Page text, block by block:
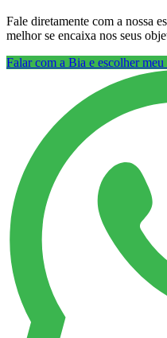
Fale diretamente com a nossa
melhor se encaixa nos seus
Falar com a Bia e escolher meu